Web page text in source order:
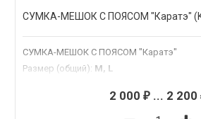
СУМКА-МЕШОК С ПОЯСОМ "Каратэ"
СУМКА-МЕШОК С ПОЯСОМ "Каратэ"
Размер (общий): M, L
2 000 ₽... 2 200